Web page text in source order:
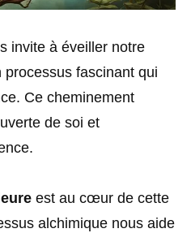
invite à éveiller notre
processus fascinant qui
Ce cheminement
de soi et
est au cœur de cette
alchimique nous aide